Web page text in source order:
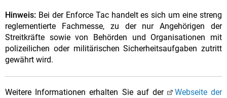
Hinweis: Bei der Enforce Tac handelt es sich um eine streng
reglementierte Fachmesse, zu der nur Angehörigen der
Streitkräfte sowie von Behörden und Organisationen mit
polizeilichen oder militärischen Sicherheitsaufgaben zutritt
gewährt wird.
Weitere Informationen erhalten Sie auf der
Webseite der